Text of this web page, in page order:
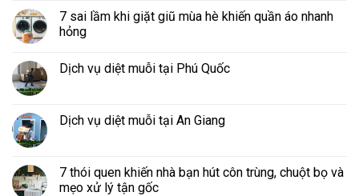
7 sai lầm khi giặt giũ mùa hè khiến quần áo nhanh
hỏng
Dịch vụ diệt muỗi tại Phú Quốc
Dịch vụ diệt muỗi tại An Giang
7 thói quen khiến nhà bạn hút côn trùng, chuột bọ và
mẹo xử lý tận gốc